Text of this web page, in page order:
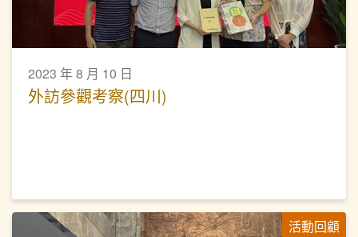
2023 年 8 月 10 日
外訪參觀考察(四川)
活動回顧